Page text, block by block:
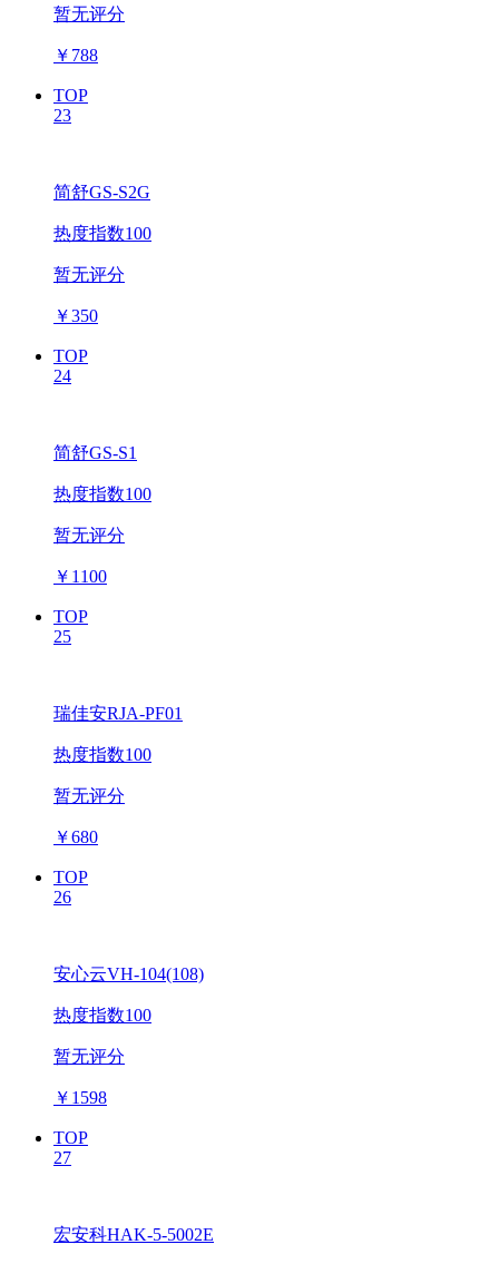
暂无评分
￥ 788
TOP
23
简舒GS-S2G
热度指数100
暂无评分
￥350
TOP
24
简舒GS-S1
热度指数100
暂无评分
￥ 1100
TOP
25
瑞佳安RJA-PF01
热度指数100
暂无评分
￥680
TOP
26
安心云VH-104(108)
热度指数100
暂无评分
￥ 1598
TOP
27
宏安科HAK-5-5002E